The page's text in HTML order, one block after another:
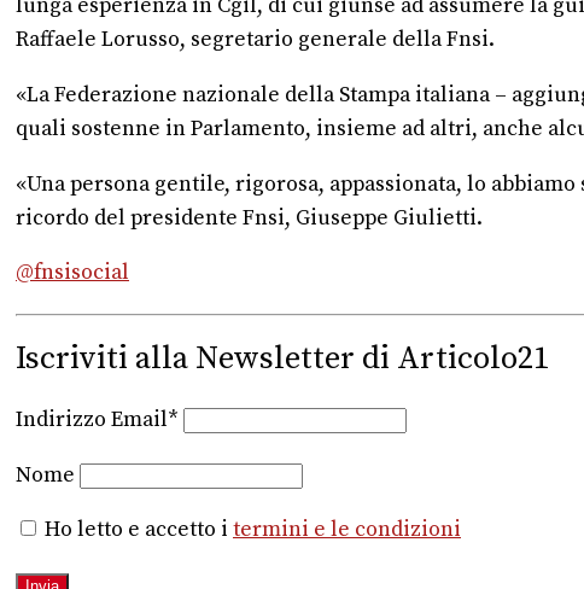
lunga esperienza in Cgil, di cui giunse ad assumere la
Raffaele Lorusso, segretario generale della Fnsi.
«La Federazione nazionale della Stampa italiana –
quali sostenne in Parlamento, insieme ad altri, anche
«Una persona gentile, rigorosa, appassionata, lo
ricordo del presidente Fnsi, Giuseppe Giulietti.
@fnsisocial
Iscriviti alla Newsletter di Articolo21
Indirizzo Email*
Nome
Ho letto e accetto i termini e le condizioni